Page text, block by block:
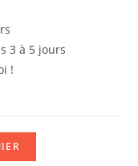
3 à 5 jours
!